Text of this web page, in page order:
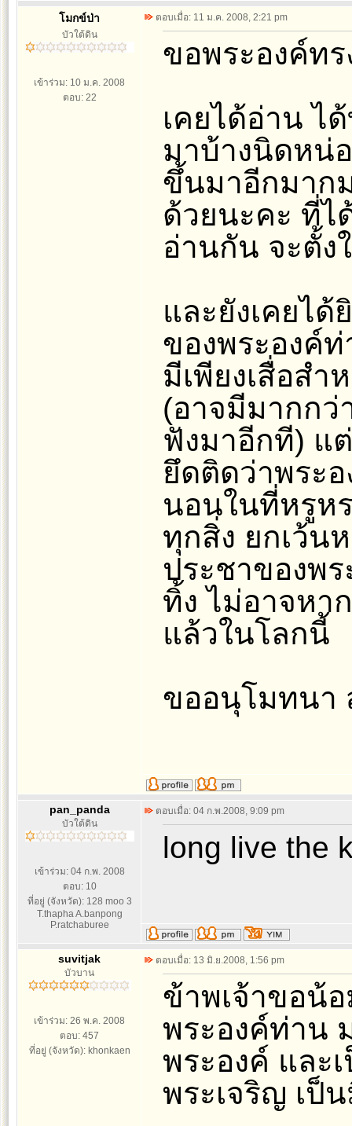
โมกข์ป่า
บัวใต้ดิน
เข้าร่วม: 10 ม.ค. 2008
ตอบ: 22
ตอบเมื่อ: 11 ม.ค. 2008, 2:21 pm
ขอพระองค์ทร
เคยได้อ่าน ไ
มาบ้างนิดหน่
ขึ้นมาอีกมาก
ด้วยนะคะ ที่ไ
อ่านกัน จะตั้ง
และยังเคยไ
ของพระองค์
มีเพียงเสื่อส
(อาจมีมากกว่
ฟังมาอีกที) แ
ยึดติดว่าพระ
นอนในที่หรูห
ทุกสิ่ง ยกเว้น
ประชาของพ
ทิ้ง ไม่อาจหา
แล้วในโลกนี้
ขออนุโมทนา
pan_panda
บัวใต้ดิน
เข้าร่วม: 04 ก.พ. 2008
ตอบ: 10
ที่อยู่ (จังหวัด): 128 moo 3
T.thapha A.banpong
P.ratchaburee
ตอบเมื่อ: 04 ก.พ.2008, 9:09 pm
long live the
suvitjak
บัวบาน
เข้าร่วม: 26 พ.ค. 2008
ตอบ: 457
ที่อยู่ (จังหวัด): khonkaen
ตอบเมื่อ: 13 มิ.ย.2008, 1:56 pm
ข้าพเจ้าขอน้
พระองค์ท่าน
พระองค์ และ
พระเจริญ เป็